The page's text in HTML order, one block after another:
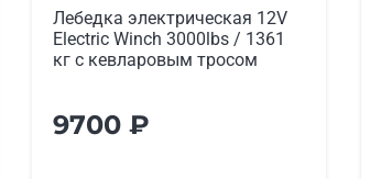
Лебедка электрическая 12V
ATV Electric Winch 3000lbs /
1361 кг (стальной трос)
9900₽